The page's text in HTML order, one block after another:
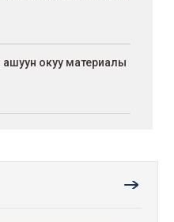
ашуун окуу материалы